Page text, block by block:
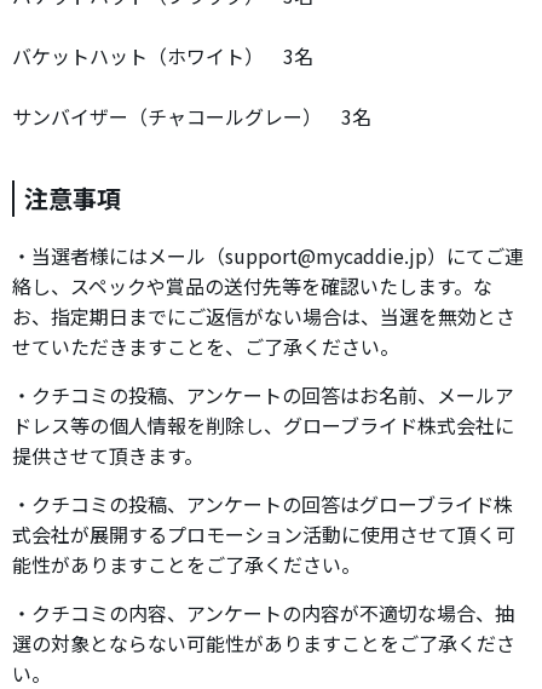
バケットハット（ホワイト） 3名
サンバイザー（チャコールグレー） 3名
注意事項
・当選者様にはメール（support@mycaddie.jp）にてご連
絡し、スペックや賞品の送付先等を確認いたします。な
お、指定期日までにご返信がない場合は、当選を無効とさ
せていただきますことを、ご了承ください。
・クチコミの投稿、アンケートの回答はお名前、メールア
ドレス等の個人情報を削除し、グローブライド株式会社に
提供させて頂きます。
・クチコミの投稿、アンケートの回答はグローブライド株
式会社が展開するプロモーション活動に使用させて頂く可
能性がありますことをご了承ください。
・クチコミの内容、アンケートの内容が不適切な場合、抽
選の対象とならない可能性がありますことをご了承くださ
い。